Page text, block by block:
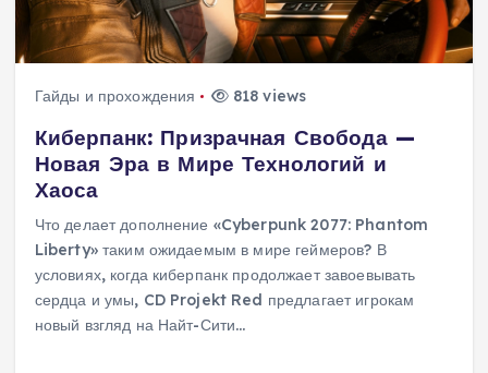
Гайды и прохождения 818 views
Киберпанк: Призрачная Свобода —
Новая Эра в Мире Технологий и
Хаоса
Что делает дополнение «Cyberpunk 2077: Phantom
Liberty» таким ожидаемым в мире геймеров? В
условиях, когда киберпанк продолжает завоевывать
сердца и умы, CD Projekt Red предлагает игрокам
новый взгляд на Найт-Сити…